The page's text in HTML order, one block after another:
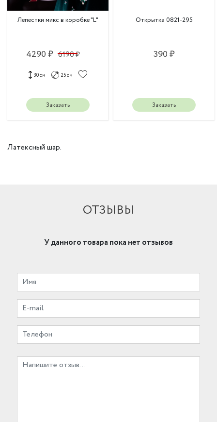
Лепестки микс в коробке "L"
4290 ₽ 6190 ₽
30 см 25 см
Заказать
Открытка 0821-295
390 ₽
Заказать
Латексный шар.
ОТЗЫВЫ
У данного товара пока нет отзывов